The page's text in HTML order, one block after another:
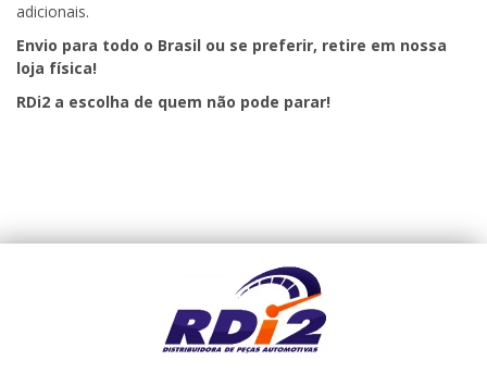
adicionais.
Envio para todo o Brasil ou se preferir, retire em nossa
loja física!
RDi2 a escolha de quem não pode parar!